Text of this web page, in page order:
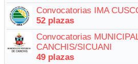
Convocatorias IMA
52 plazas
Convocatorias
CANCHIS/SICUANI
49 plazas